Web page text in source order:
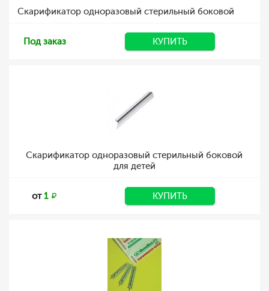
Скарификатор одноразовый стерильный боковой
Под заказ КУПИТЬ
Скарификатор одноразовый стерильный боковой
для детей
от1 КУПИТЬ